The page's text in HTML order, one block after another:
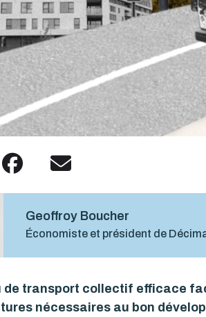
Geoffroy Boucher
Économiste et président de
de transport collectif efficace
nécessaires au bon